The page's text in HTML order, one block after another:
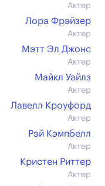
Актер
Лора Фрэйзер
Актер
Мэтт Эл Джонс
Актер
Майкл Уайлз
Актер
Лавелл Кроуфорд
Актер
Рэй Кэмпбелл
Актер
Кристен Риттер
Актер